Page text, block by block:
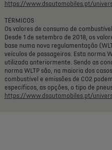
https://www.dsautomobiles.pt/
TÉRMICOS
Os valores de consumo de combustível
Desde 1 de setembro de 2018, os
base numa nova regulamentação
veículos de passageiros. Esta norma
utilizada anteriormente. Sendo as
norma WLTP são, na maioria dos
combustível e emissões de CO2 podem
específicos, as opções, o tipo de
https://www.dsautomobiles.pt/